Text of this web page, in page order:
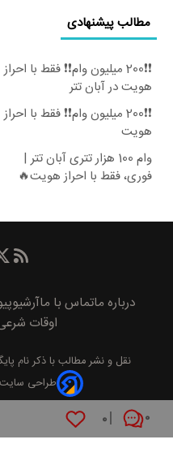
۰ ۰
مطالب پیشنهادی
❗❗200 میلیون وام❗❗ فقط با احراز
هویت در آبان تتر
❗❗200 میلیون وام❗❗ فقط با احراز
هویت
وام 100 هزار تتری آبان تتر |
فوری، فقط با احراز هویت🔥
درباره ماتماس با ماآرشیو
اوقات
نقل و نشر مطالب با ذکر نام
طراحی سایت